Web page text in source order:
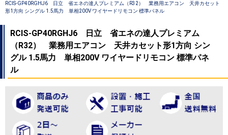
RCIS-GP40RGHJ6 日立 省エネの達人プレミアム（R32） 業務用エアコン 天井カセット
形1方向 シングル 1.5馬力 単相200V ワイヤードリモコン 標準パネル
RCIS-GP40RGHJ6 日立 省エネの達人プレミアム
（R32） 業務用エアコン 天井カセット形1方向 シン
グル 1.5馬力 単相200V ワイヤードリモコン 標準パネ
ル